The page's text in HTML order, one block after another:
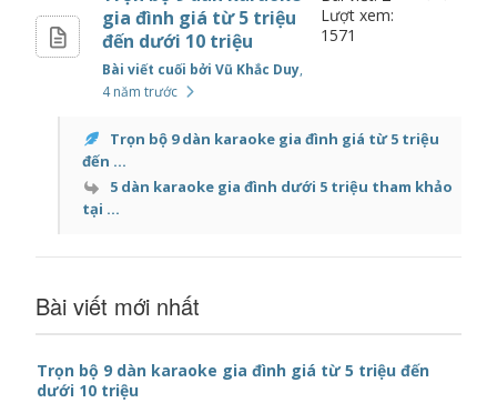
gia đình giá từ 5 triệu
đến dưới 10 triệu
Bài viết cuối bởi Vũ Khắc Duy,
4 năm trước
Lượt xem:
1571
Trọn bộ 9 dàn karaoke gia đình giá từ 5 triệu
đến ...
5 dàn karaoke gia đình dưới 5 triệu tham khảo
tại ...
Bài viết mới nhất
Trọn bộ 9 dàn karaoke gia đình giá từ 5 triệu đến
dưới 10 triệu